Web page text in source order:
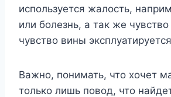
используется жалость,
или болезнь, а так же чувство
чувство вины
Важно, понимать, что хочет
только лишь повод, что